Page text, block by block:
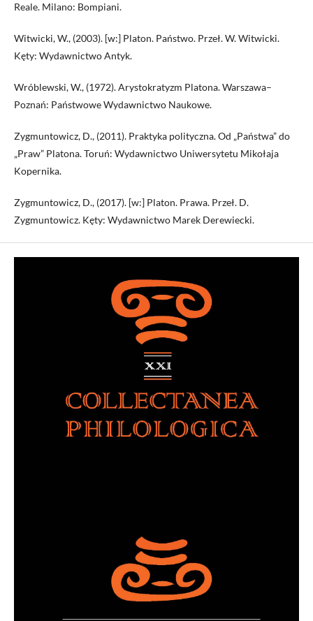
Reale. Milano: Bompiani.
Witwicki, W., (2003). [w:] Platon. Państwo. Przeł. W. Witwicki.
Kęty: Wydawnictwo Antyk.
Wróblewski, W., (1972). Arystokratyzm Platona. Warszawa–
Poznań: Państwowe Wydawnictwo Naukowe.
Zygmuntowicz, D., (2011). Praktyka polityczna. Od „Państwa” do
„Praw” Platona. Toruń: Wydawnictwo Uniwersytetu Mikołaja
Kopernika.
Zygmuntowicz, D., (2017). [w:] Platon. Prawa. Przeł. D.
Zygmuntowicz. Kęty: Wydawnictwo Marek Derewiecki.